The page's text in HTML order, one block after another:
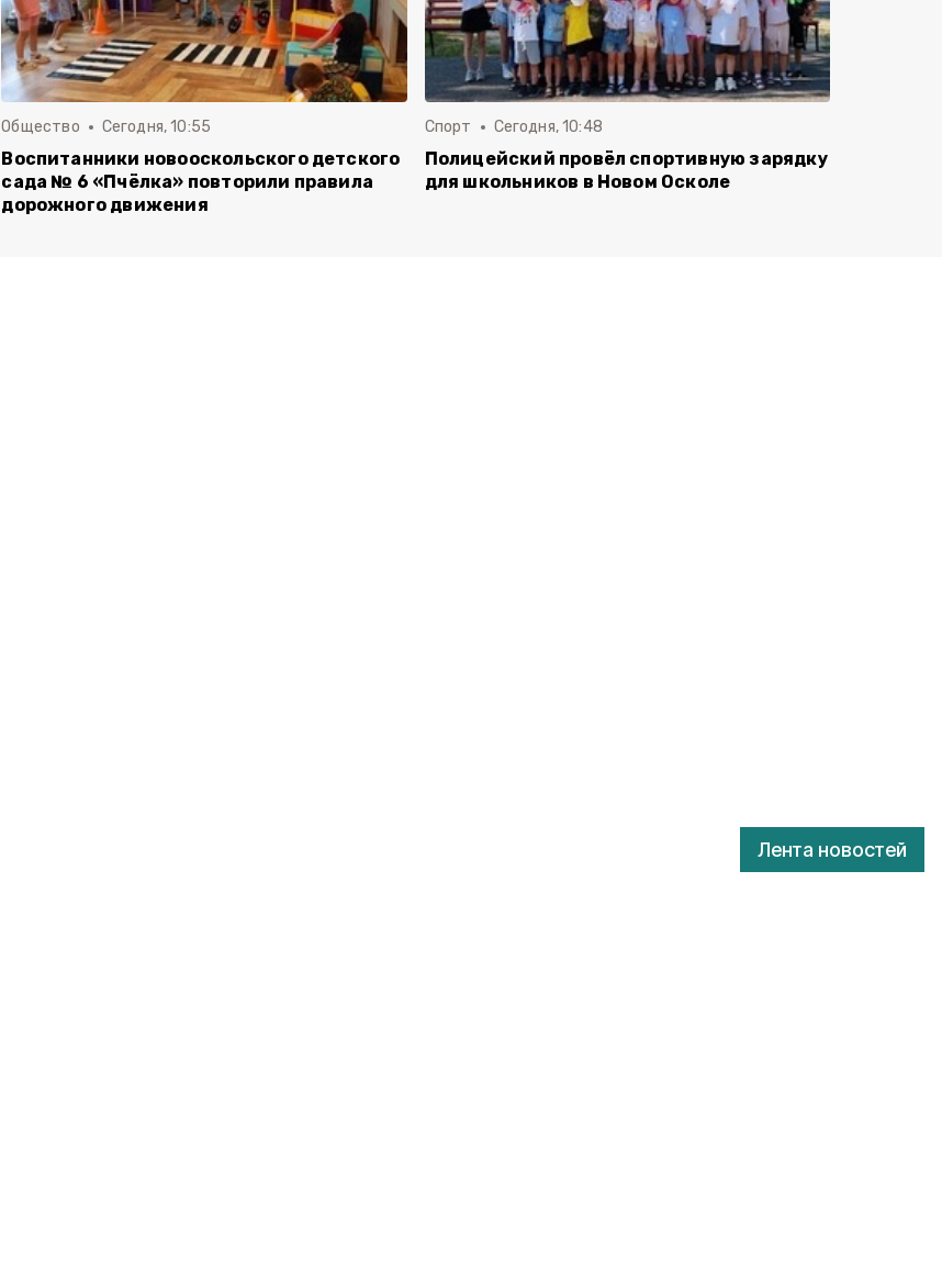
Лента новостей
Общество Сегодня, 10:55
Воспитанники новооскольского детского
сада № 6 «Пчёлка» повторили правила
дорожного движения
Спорт Сегодня, 10:48
Полицейский провёл спортивную зарядку
для школьников в Новом Осколе